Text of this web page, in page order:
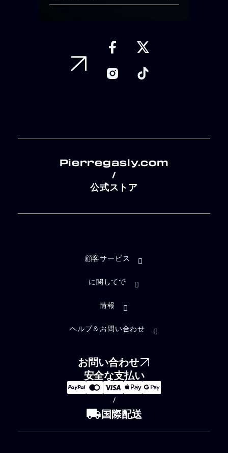
Pierregasly.com
/
公式ストア
顧客サービス
に関してで
情報
ヘルプ＆お問い合わせ
お問い合わせ
安全な支払い
/
local_shipping国際配送